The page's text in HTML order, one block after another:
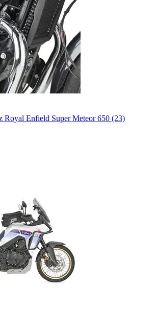
Royal Enfield Super Meteor 650 (23)